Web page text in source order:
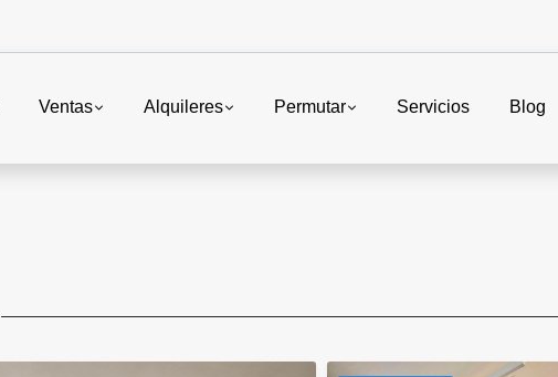
Ventas Alquileres Permutar Servicios Blog